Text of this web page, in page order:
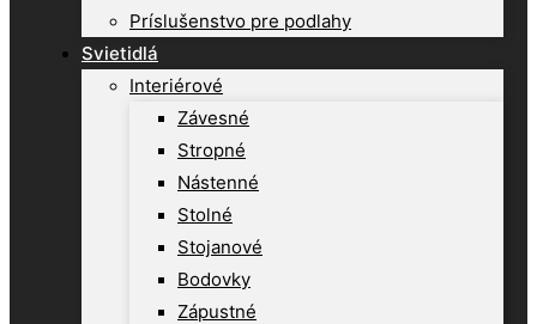
Príslušenstvo pre podlahy
Svietidlá
Interiérové
Závesné
Stropné
Nástenné
Stolné
Stojanové
Bodovky
Zápustné